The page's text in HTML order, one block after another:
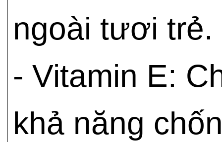
ngoài tươi trẻ.
- Vitamin E:
khả năng